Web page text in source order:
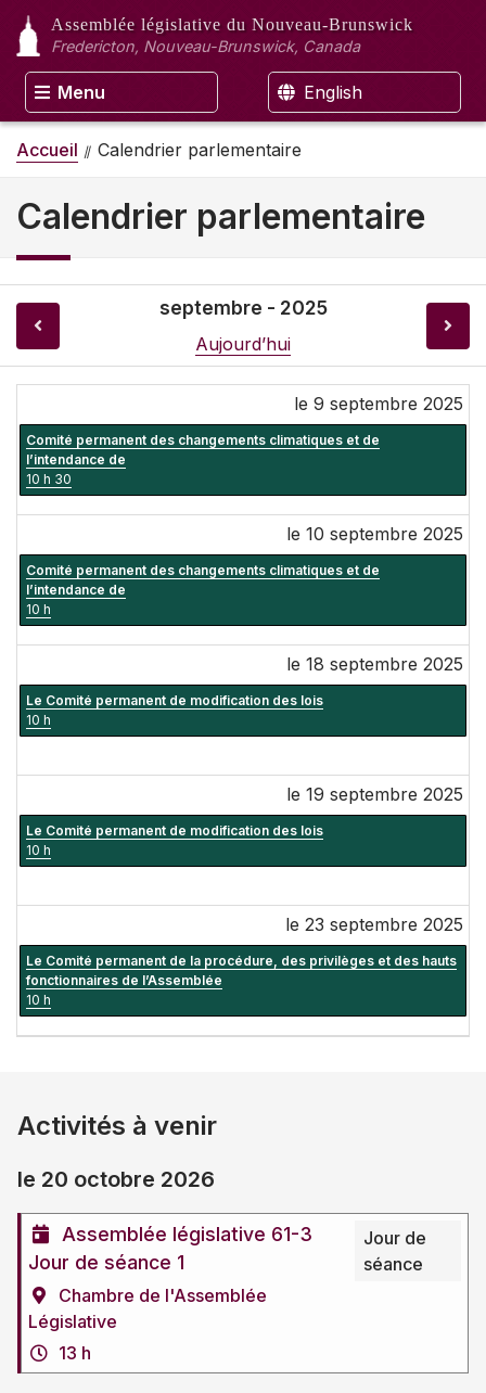
Assemblée législative du Nouveau-Brunswick
Fredericton, Nouveau-Brunswick, Canada
Menu English
Accueil Calendrier parlementaire
Calendrier parlementaire
septembre - 2025
Aujourd’hui
le 9 septembre 2025
Comité permanent des changements climatiques et de
l’intendance de
10 h 30
le 10 septembre 2025
Comité permanent des changements climatiques et de
l’intendance de
10 h
le 18 septembre 2025
Le Comité permanent de modification des lois
10 h
le 19 septembre 2025
Le Comité permanent de modification des lois
10 h
le 23 septembre 2025
Le Comité permanent de la procédure, des privilèges et des hauts
fonctionnaires de l’Assemblée
10 h
Activités à venir
le 20 octobre 2026
Assemblée législative 61-3
Jour de séance 1
Chambre de l'Assemblée
Législative
13 h
Jour de
séance